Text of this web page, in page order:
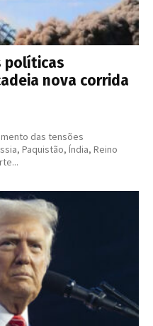
políticas
nova corrida
das tensões
Paquistão, Índia, Reino